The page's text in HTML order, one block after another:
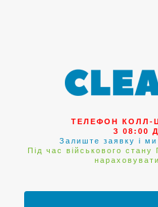
ТЕЛЕФОН КОЛЛ-
З 08:00
Залиште заявку і
Під час військового